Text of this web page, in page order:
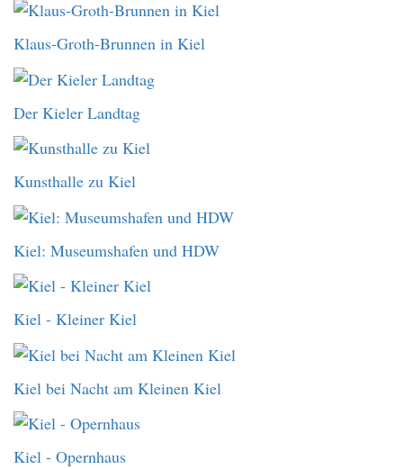
Klaus-Groth-Brunnen in Kiel
Der Kieler Landtag
Kunsthalle zu Kiel
Kiel: Museumshafen und HDW
Kiel - Kleiner Kiel
Kiel bei Nacht am Kleinen Kiel
Kiel - Opernhaus